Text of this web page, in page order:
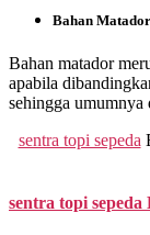
Bahan Matador
Bahan matador
apabila
sehingga umumnya
sentra topi sepeda
sentra topi sepeda